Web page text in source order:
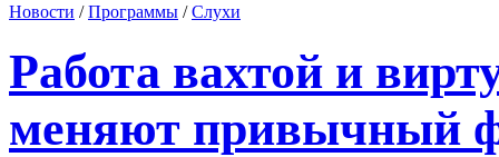
Новости /Программы /Слухи
Работа вахтой и
меняют привычный